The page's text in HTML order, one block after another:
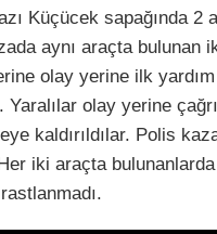
Küçücek sapağında 2
aynı araçta bulunan
olay yerine ilk
olay yerine
kaldırıldılar. Polis
iki araçta